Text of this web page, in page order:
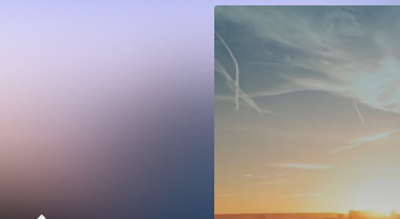
кодексы
Саентологии
Познакомьтесь с